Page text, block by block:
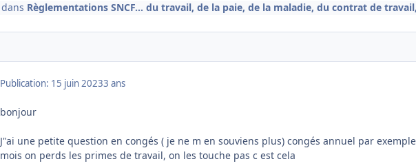
dans Règlementations SNCF... du travail, de la paie, de la maladie, du contrat de
Publication: 15 juin 20233 ans
bonjour
J"ai une petite question en congés ( je ne m en souviens plus) congés annuel par exemple
mois on perds les primes de travail, on les touche pas c est cela